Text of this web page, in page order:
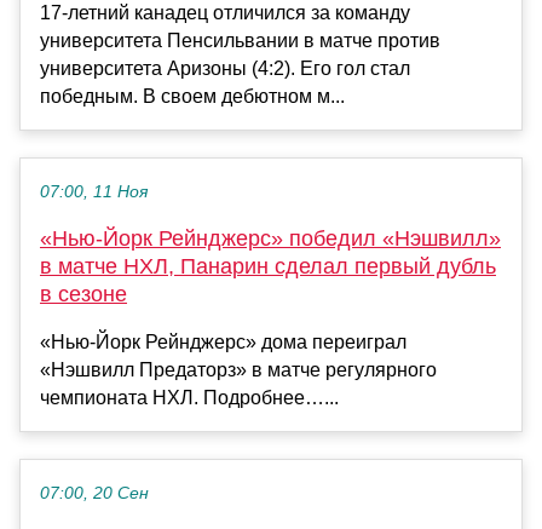
17-летний канадец отличился за команду
университета Пенсильвании в матче против
университета Аризоны (4:2). Его гол стал
победным. В своем дебютном м...
07:00, 11 Ноя
«Нью‑Йорк Рейнджерс» победил «Нэшвилл»
в матче НХЛ, Панарин сделал первый дубль
в сезоне
«Нью‑Йорк Рейнджерс» дома переиграл
«Нэшвилл Предаторз» в матче регулярного
чемпионата НХЛ. Подробнее…...
07:00, 20 Сен